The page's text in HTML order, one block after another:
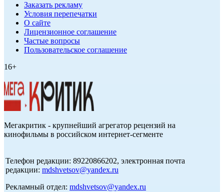
Заказать рекламу
Условия перепечатки
О сайте
Лицензионное соглашение
Частые вопросы
Пользовательское соглашение
16+
Мегакритик - крупнейший агрегатор рецензий на
кинофильмы в российском интернет-сегменте
Телефон редакции: 89220866202, электронная почта
редакции: mdshvetsov@yandex.ru
Рекламный отдел: mdshvetsov@yandex.ru